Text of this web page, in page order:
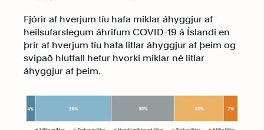
Fjórir af hverjum tíu hafa miklar áhyggjur af
heilsufarslegum áhrifum COVID-19 á Íslandi en
þrír af hverjum tíu hafa litlar áhyggjur af þeim og
svipað hlutfall hefur hvorki miklar né litlar
áhyggjur af þeim.